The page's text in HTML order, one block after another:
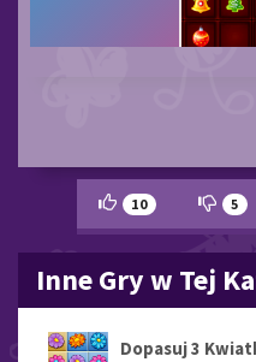
10 5
Inne Gry w Tej
Dopasuj 3